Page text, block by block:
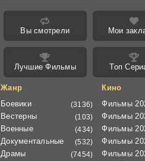
Вы смотрели Мои
Лучшие Фильмы Топ
Жанр
Боевики
(3136)
Вестерны (103)
Военные (434)
Документальные (532)
Драмы (7454)
Кино
Фильмы
Фильмы
Фильмы
Фильмы
Фильмы